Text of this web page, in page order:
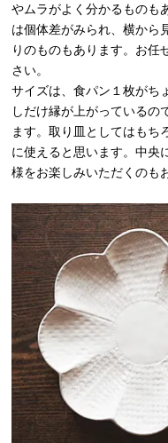
やムラがよく分かるものも
は個体差がみられ、横から
りのものもあります。お任
さい。
サイズは、食パン１枚がち
しだけ縁が上がっているの
ます。取り皿としてはもち
に使えると思います。中央
様をお楽しみいただくのも